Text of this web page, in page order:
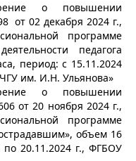
о повышении
от 02 декабря 2024 г.,
программе
педагога
период: с 15.11.2024
им. И.Н. Ульянова»
о повышении
от 20 ноября 2024 г.,
программе
объем 16
по 20.11.2024 г., ФГБОУ